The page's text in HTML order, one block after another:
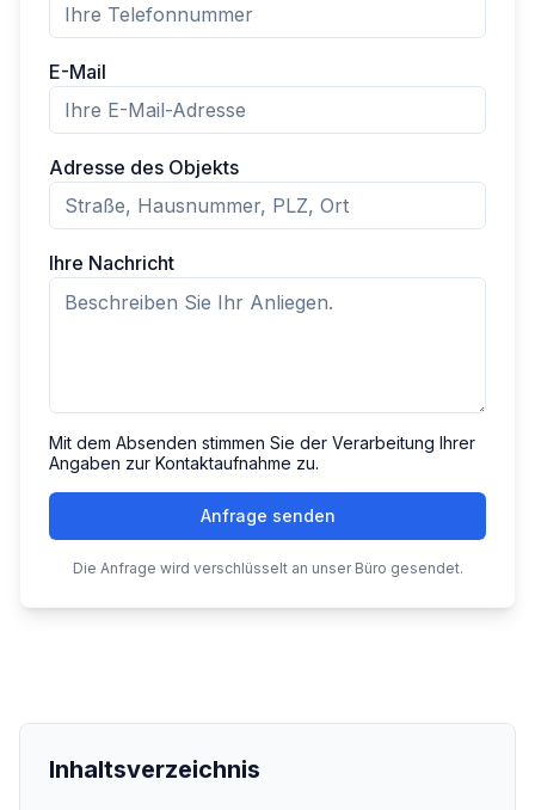
Inhaltsverzeichnis
E-Mail
Adresse des Objekts
Ihre Nachricht
Mit dem Absenden stimmen Sie der Verarbeitung Ihrer
Angaben zur Kontaktaufnahme zu.
Anfrage senden
Die Anfrage wird verschlüsselt an unser Büro gesendet.